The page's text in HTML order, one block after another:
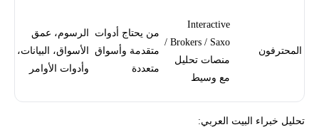
المحترفون
Interactive
Brokers / Saxo /
منصات تحليل
مع وسيط
من يحتاج أدوات
متقدمة وأسواق
متعددة
الرسوم، عمق
الأسواق، البيانات،
وأدوات الأوامر
تحليل خبراء البيت العربي: